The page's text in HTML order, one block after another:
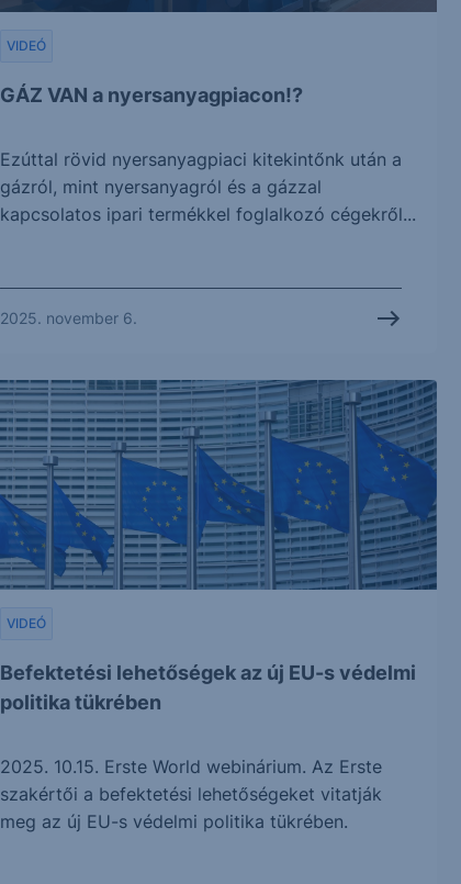
GÁZ VAN a nyersanyagpiacon!?
VIDEÓ
Ezúttal rövid nyersanyagpiaci kitekintőnk után a
gázról, mint nyersanyagról és a gázzal
kapcsolatos ipari termékkel foglalkozó cégekről...
2025. november 6.
Befektetési lehetőségek az új EU-s védelmi
politika tükrében
VIDEÓ
2025. 10.15. Erste World webinárium. Az Erste
szakértői a befektetési lehetőségeket vitatják
meg az új EU-s védelmi politika tükrében.